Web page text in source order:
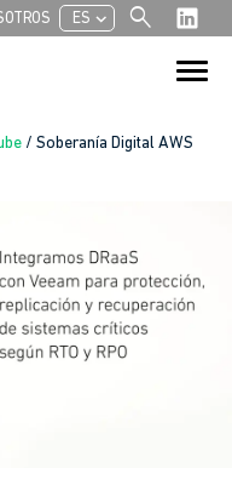
ESchevron_left search
Botón de
/ Soberanía Digital AWS